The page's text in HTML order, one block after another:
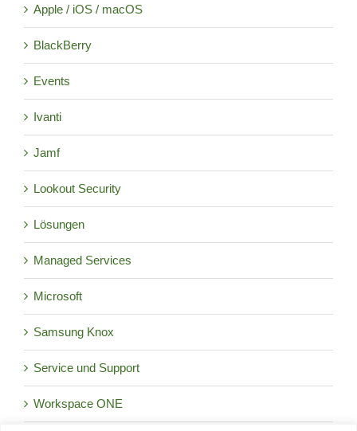
Apple / iOS / macOS
BlackBerry
Events
Ivanti
Jamf
Lookout Security
Lösungen
Managed Services
Microsoft
Samsung Knox
Service und Support
Workspace ONE